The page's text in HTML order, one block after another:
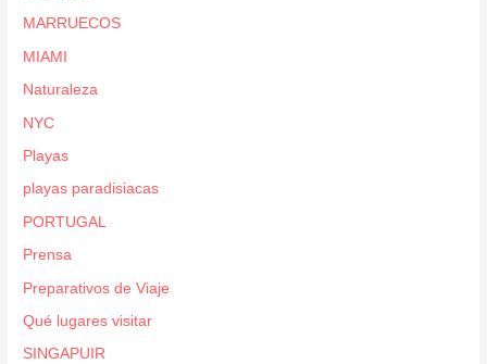
MARRUECOS
MIAMI
Naturaleza
NYC
Playas
playas paradisiacas
PORTUGAL
Prensa
Preparativos de Viaje
Qué lugares visitar
SINGAPUIR